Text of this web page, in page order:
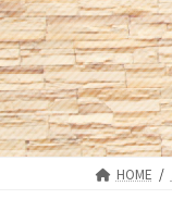
HOME